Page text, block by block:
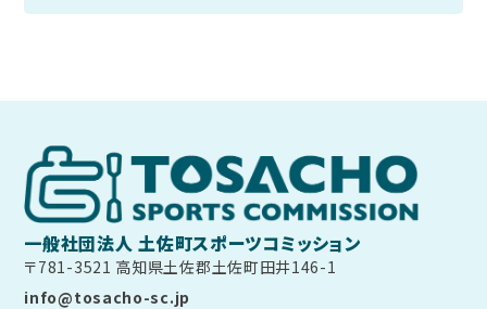
一般社団法人 土佐町スポーツコミッション
〒781-3521 高知県土佐郡土佐町田井146-1
info@tosacho-sc.jp